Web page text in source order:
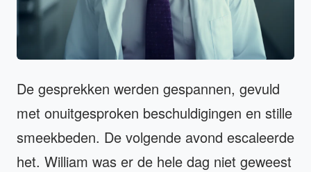
De gesprekken werden gespannen, gevuld
met onuitgesproken beschuldigingen en stille
smeekbeden. De volgende avond escaleerde
het. William was er de hele dag niet geweest